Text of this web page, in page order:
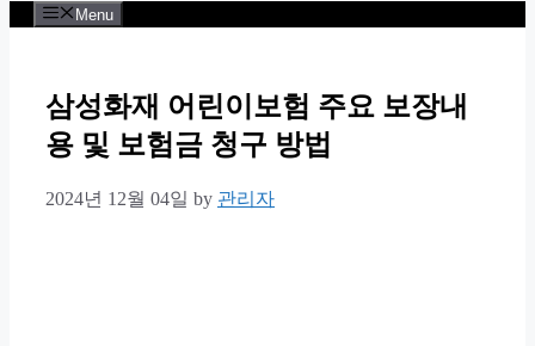
Menu
삼성화재 어린이보험 주요 보장내
용 및 보험금 청구 방법
2024년 12월 04일 by 관리자